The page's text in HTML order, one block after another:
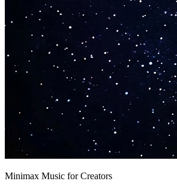
Minimax Music for Creators